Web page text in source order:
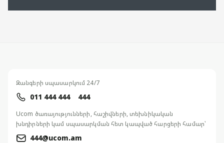
Զանգերի սպասարկում 24/7
011 444 444 444
Ucom ծառայությունների, հաշիվների, տեխնիկական
խնդիրների կամ սպասարկման հետ կապված հարցերի համար՝
444@ucom.am